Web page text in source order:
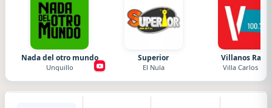
Nada del otro mundo
Unquillo
Superior
El Nula
Villanos
Villa Carlos Paz